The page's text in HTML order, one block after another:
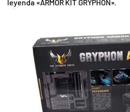
leyenda «ARMOR KIT GRYPHON».